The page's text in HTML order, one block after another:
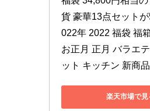
貨 豪華13点セット
022年 2022 福袋 福
お正月 正月 バラエ
ット キッチン 新商品
楽天市場で見